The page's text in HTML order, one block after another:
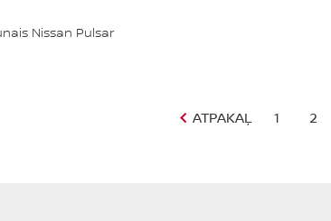
Nissan Pulsar
ATPAKAĻ 1 2